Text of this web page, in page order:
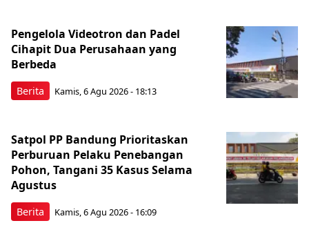
Berita
Pengelola Videotron dan Padel
Cihapit Dua Perusahaan yang
Berbeda
Kamis, 6 Agu 2026 - 18:13
Berita
Satpol PP Bandung Prioritaskan
Perburuan Pelaku Penebangan
Pohon, Tangani 35 Kasus Selama
Agustus
Kamis, 6 Agu 2026 - 16:09